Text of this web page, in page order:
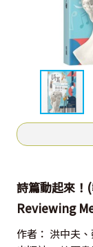
詩篇動起來
Reviewing
作者： 洪中夫